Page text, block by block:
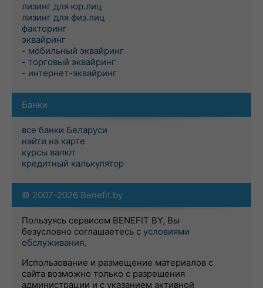
лизинг для юр.лиц
лизинг для физ.лиц
факторинг
эквайринг
- мобильный эквайринг
- торговый эквайринг
- интернет-эквайринг
Банки
все банки Беларуси
найти на карте
курсы валют
кредитный калькулятор
© 2007-2026 Benefit.by
Пользуясь сервисом BENEFIT BY, Вы
безусловно соглашаетесь с условиями
обслуживания.
Использование и размещение материалов с
сайта возможно только с разрешения
администрации и с указанием активной